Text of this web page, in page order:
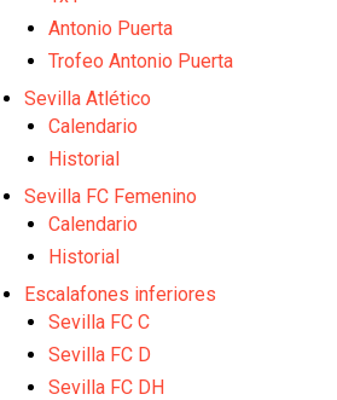
El Granada negocia con el
IDV reclama dinero al Sevilla
Crónica Pretemporada | Real
Antonio Puerta
Trofeo Antonio Puerta
Sevilla Atlético
Calendario
Historial
Sevilla FC Femenino
Calendario
Historial
Escalafones inferiores
Sevilla FC C
Sevilla FC D
Sevilla FC DH